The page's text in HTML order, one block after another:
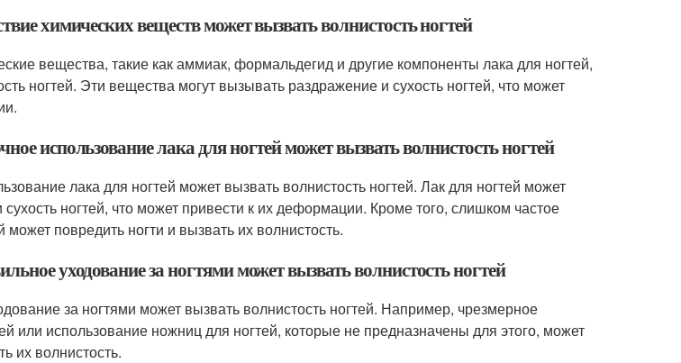
химических веществ может вызвать волнистость ногтей
вещества, такие как аммиак, формальдегид и другие компоненты лака для ногтей,
ногтей. Эти вещества могут вызывать раздражение и сухость ногтей, что может
использование лака для ногтей может вызвать волнистость ногтей
лака для ногтей может вызвать волнистость ногтей. Лак для ногтей может
ногтей, что может привести к их деформации. Кроме того, слишком частое
может повредить ногти и вызвать их волнистость.
уходование за ногтями может вызвать волнистость ногтей
за ногтями может вызвать волнистость ногтей. Например, чрезмерное
или использование ножниц для ногтей, которые не предназначены для этого, может
их волнистость.